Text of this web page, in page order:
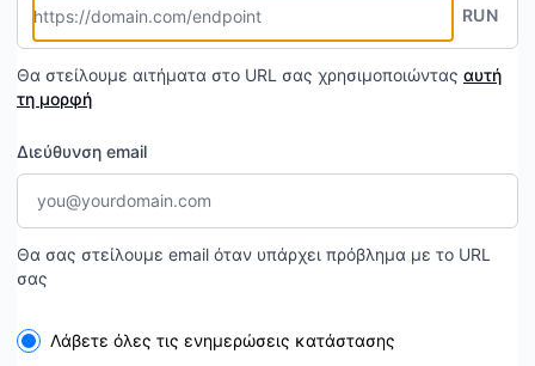
RUN
Θα στείλουμε αιτήματα στο URL σας χρησιμοποιώντας αυτή
τη μορφή
Διεύθυνση email
Θα σας στείλουμε email όταν υπάρχει πρόβλημα με το URL
σας
Select the components you want to receive updates for
Λάβετε όλες τις ενημερώσεις κατάστασης